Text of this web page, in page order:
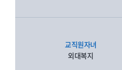
교직원자녀
외대복지